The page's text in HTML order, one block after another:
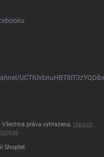
Shoptet
Všechna práva vyhrazena. Upravit